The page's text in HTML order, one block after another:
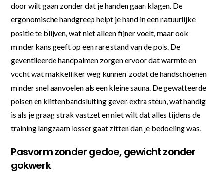
door wilt gaan zonder dat je handen gaan klagen. De
ergonomische handgreep helpt je hand in een natuurlijke
positie te blijven, wat niet alleen fijner voelt, maar ook
minder kans geeft op een rare stand van de pols. De
geventileerde handpalmen zorgen ervoor dat warmte en
vocht wat makkelijker weg kunnen, zodat de handschoenen
minder snel aanvoelen als een kleine sauna. De gewatteerde
polsen en klittenbandsluiting geven extra steun, wat handig
is als je graag strak vastzet en niet wilt dat alles tijdens de
training langzaam losser gaat zitten dan je bedoeling was.
Pasvorm zonder gedoe, gewicht zonder
gokwerk